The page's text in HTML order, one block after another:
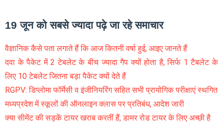
19 जून को सबसे ज्यादा पढ़े जा रहे समाचार
वैज्ञानिक कैसे पता लगाते हैं कि आज कितनी वर्षा हुई, आइए जानते हैं
दवा के पैकेट में 2 टेबलेट के बीच ज्यादा गैप क्यों होता है, सिर्फ 1 टैबलेट के
लिए 10 टेबलेट जितना बड़ा पैकेट क्यों देते हैं
RGPV: डिप्लोमा फॉर्मेसी व इंजीनियरिंग सहित सभी प्रायोगिक परीक्षाएं स्थगित
मध्यप्रदेश में स्कूलों की ऑनलाइन क्लास पर प्रतिबंध, आदेश जारी
क्या सीमेंट की सड़कें टायर खराब करतीं हैं, डामर रोड टायर के लिए अच्छी है